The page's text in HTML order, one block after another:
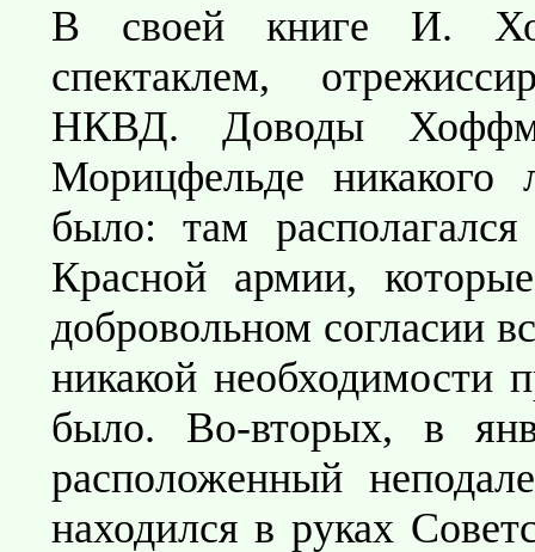
В своей книге И.
спектаклем,
НКВД. Доводы
Морицфельде никакого
было: там
Красной армии,
добровольном согласии
никакой необходимости
было. Во-вторых, в
расположенный
находился в руках